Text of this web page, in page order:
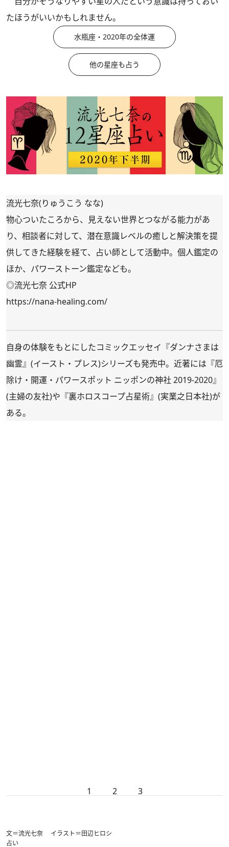
たほうがいいかもしれません。
水瓶座・2020年の全体運
他の星座も占う
流光七奈(りゅうこう なな)
物心ついたころから、見えない世界とつながる能力があ
り、相談者に対して、潜在意識レベルの癒しと解決策を提
供してきた経験を経て、占い師として活動中。個人鑑定の
ほか、パワーストーン鑑定なども。
◎流光七奈 公式HP
https://nana-healing.com/
自身の体験をもとにしたコミックエッセイ『ダンナさまは
幽霊』(イースト・プレス)シリーズも発売中。近著には『厄
除け・開運・パワースポット ニッポンの神社 2019-2020』
(主婦の友社)や『裏ホロスコープ占星術』(実業之日本社)が
ある。
1 2 3
文＝流光七奈 イラスト＝田辺ヒロシ
占い